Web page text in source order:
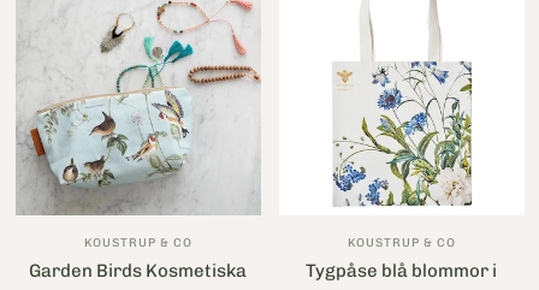
KOUSTRUP & CO
Garden Birds Kosmetiska
KOUSTRUP & CO
Tygpåse blå blommor i